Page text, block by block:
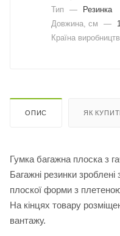
Тип
—
Резинка
Довжина, cм
—
Країна
ОПИС ЯК
Гумка багажна плоска з
Багажні резинки
плоскої форми з
На кінцях товару
вантажу.